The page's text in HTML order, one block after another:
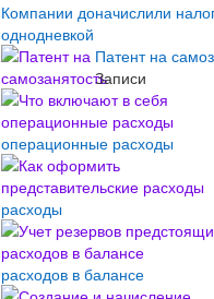
Компании доначислили
однодневкой
Патент на
Записи
операционные расходы
расходы
расходов в балансе